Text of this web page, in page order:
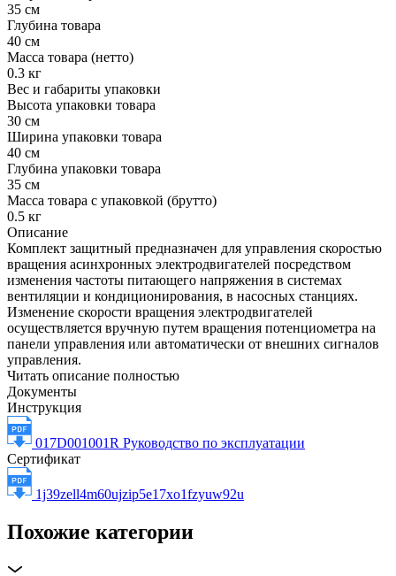
35 см
Глубина товара
40 см
Масса товара (нетто)
0.3 кг
Вес и габариты упаковки
Высота упаковки товара
30 см
Ширина упаковки товара
40 см
Глубина упаковки товара
35 см
Масса товара с упаковкой (брутто)
0.5 кг
Описание
Комплект защитный предназначен для управления скоростью
вращения асинхронных электродвигателей посредством
изменения частоты питающего напряжения в системах
вентиляции и кондиционирования, в насосных станциях.
Изменение скорости вращения электродвигателей
осуществляется вручную путем вращения потенциометра на
панели управления или автоматически от внешних сигналов
управления.
Читать описание полностью
Документы
Инструкция
017D001001R Руководство по эксплуатации
Сертификат
1j39zell4m60ujzip5e17xo1fzyuw92u
Похожие категории